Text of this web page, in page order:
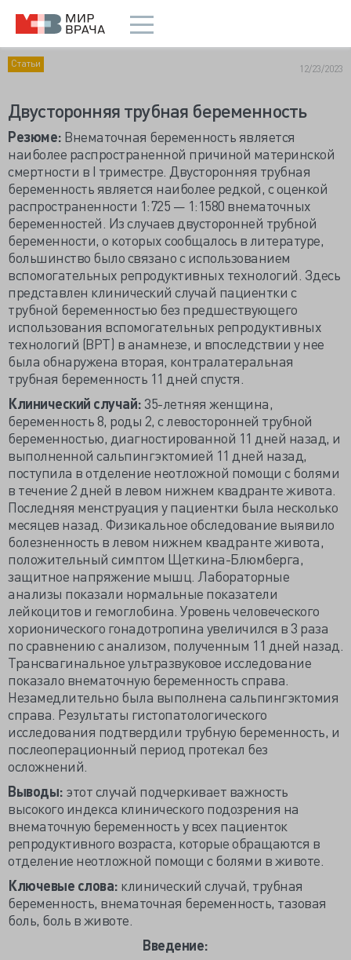
Статьи 12/23/2023
Двусторонняя трубная беременность
Резюме: Внематочная беременность является
наиболее распространенной причиной материнской
смертности в I триместре. Двусторонняя трубная
беременность является наиболее редкой, с оценкой
распространенности 1:725 — 1:1580 внематочных
беременностей. Из случаев двусторонней трубной
беременности, о которых сообщалось в литературе,
большинство было связано с использованием
вспомогательных репродуктивных технологий. Здесь
представлен клинический случай пациентки с
трубной беременностью без предшествующего
использования вспомогательных репродуктивных
технологий (ВРТ) в анамнезе, и впоследствии у нее
была обнаружена вторая, контралатеральная
трубная беременность 11 дней спустя.
Клинический случай: 35-летняя женщина,
беременность 8, роды 2, с левосторонней трубной
беременностью, диагностированной 11 дней назад, и
выполненной сальпингэктомией 11 дней назад,
поступила в отделение неотложной помощи с болями
в течение 2 дней в левом нижнем квадранте живота.
Последняя менструация у пациентки была несколько
месяцев назад. Физикальное обследование выявило
болезненность в левом нижнем квадранте живота,
положительный симптом Щеткина-Блюмберга,
защитное напряжение мышц. Лабораторные
анализы показали нормальные показатели
лейкоцитов и гемоглобина. Уровень человеческого
хорионического гонадотропина увеличился в 3 раза
по сравнению с анализом, полученным 11 дней назад.
Трансвагинальное ультразвуковое исследование
показало внематочную беременность справа.
Незамедлительно была выполнена сальпингэктомия
справа. Результаты гистопатологического
исследования подтвердили трубную беременность, и
послеоперационный период протекал без
осложнений.
Выводы: этот случай подчеркивает важность
высокого индекса клинического подозрения на
внематочную беременность у всех пациенток
репродуктивного возраста, которые обращаются в
отделение неотложной помощи с болями в животе.
Ключевые слова: клинический случай, трубная
беременность, внематочная беременность, тазовая
боль, боль в животе.
Введение: